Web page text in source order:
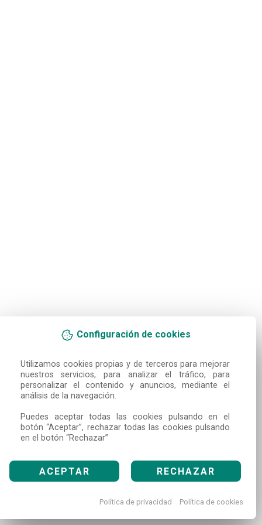
Configuración de cookies
Utilizamos cookies propias y de terceros para mejorar
nuestros servicios, para analizar el tráfico, para
personalizar el contenido y anuncios, mediante el
análisis de la navegación.
Puedes aceptar todas las cookies pulsando en el
botón “Aceptar”, rechazar todas las cookies pulsando
en el botón “Rechazar”
ACEPTAR RECHAZAR
Política de privacidad Política de cookies